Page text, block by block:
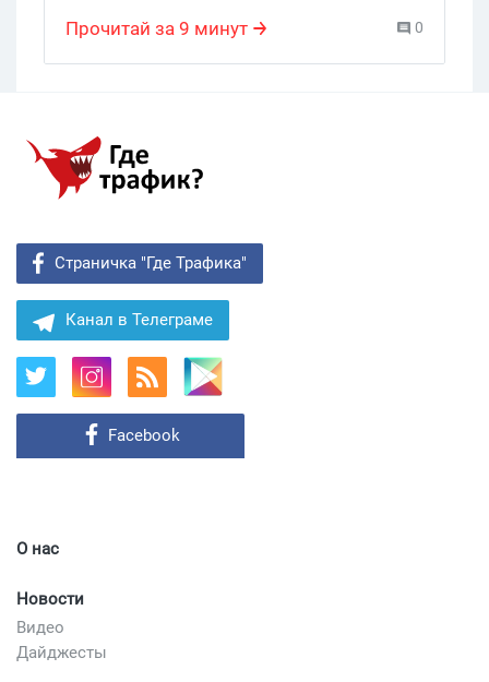
,Товарка
Прочитай за 9 минут 0
Страничка "Где Трафика"
Канал в Телеграме
О нас
Новости
Видео
Дайджесты
Facebook